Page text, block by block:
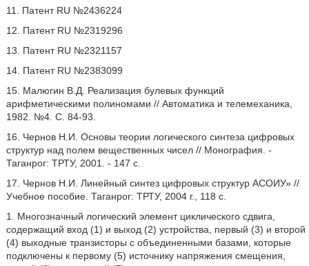
11. Патент RU №2436224
12. Патент RU №2319296
13. Патент RU №2321157
14. Патент RU №2383099
15. Малюгин В.Д. Реализация булевых функций
арифметическими полиномами // Автоматика и телемеханика,
1982. №4. С. 84-93.
16. Чернов Н.И. Основы теории логического синтеза цифровых
структур над полем вещественных чисел // Монография. -
Таганрог: ТРТУ, 2001. - 147 с.
17. Чернов Н.И. Линейный синтез цифровых структур АСОИУ» //
Учебное пособие. Таганрог: ТРТУ, 2004 г., 118 с.
1. Многозначный логический элемент циклического сдвига,
содержащий вход (1) и выход (2) устройства, первый (3) и второй
(4) выходные транзисторы с объединенными базами, которые
подключены к первому (5) источнику напряжения смещения,